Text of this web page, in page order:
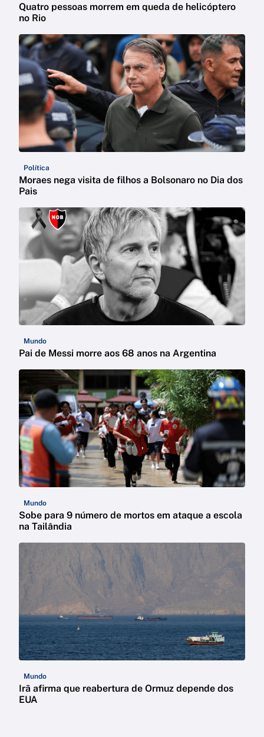
Quatro pessoas morrem em queda de helicóptero
no Rio
Política
Moraes nega visita de filhos a Bolsonaro no Dia dos
Pais
Mundo
Pai de Messi morre aos 68 anos na Argentina
Mundo
Sobe para 9 número de mortos em ataque a escola
na Tailândia
Mundo
Irã afirma que reabertura de Ormuz depende dos
EUA